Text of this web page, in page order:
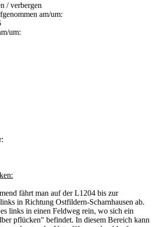
/ verbergen
am/um:
um:
fährt man auf der L1204 bis zur
in Richtung Ostfildern-Scharnhausen ab.
links in einen Feldweg rein, wo sich ein
pflücken" befindet. In diesem Bereich kann